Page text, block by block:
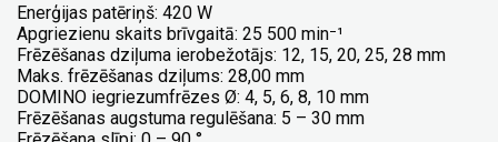
Enerģijas patēriņš: 420 W
Apgriezienu skaits brīvgaitā: 25 500 min⁻¹
Frēzēšanas dziļuma ierobežotājs: 12, 15, 20, 25, 28 mm
Maks. frēzēšanas dziļums: 28,00 mm
DOMINO iegriezumfrēzes Ø: 4, 5, 6, 8, 10 mm
Frēzēšanas augstuma regulēšana: 5 – 30 mm